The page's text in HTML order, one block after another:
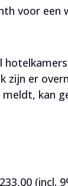
voor
zijn er
kan
(incl.